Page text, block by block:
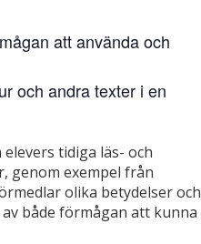
att använda och
och andra texter i en
tidiga läs- och
genom exempel från
olika betydelser och
både förmågan att kunna